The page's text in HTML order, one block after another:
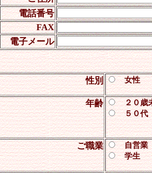
電話番号
FAX
電子メール
性別 女性
年齢
２０歳
５０代
ご職業
自営
学生